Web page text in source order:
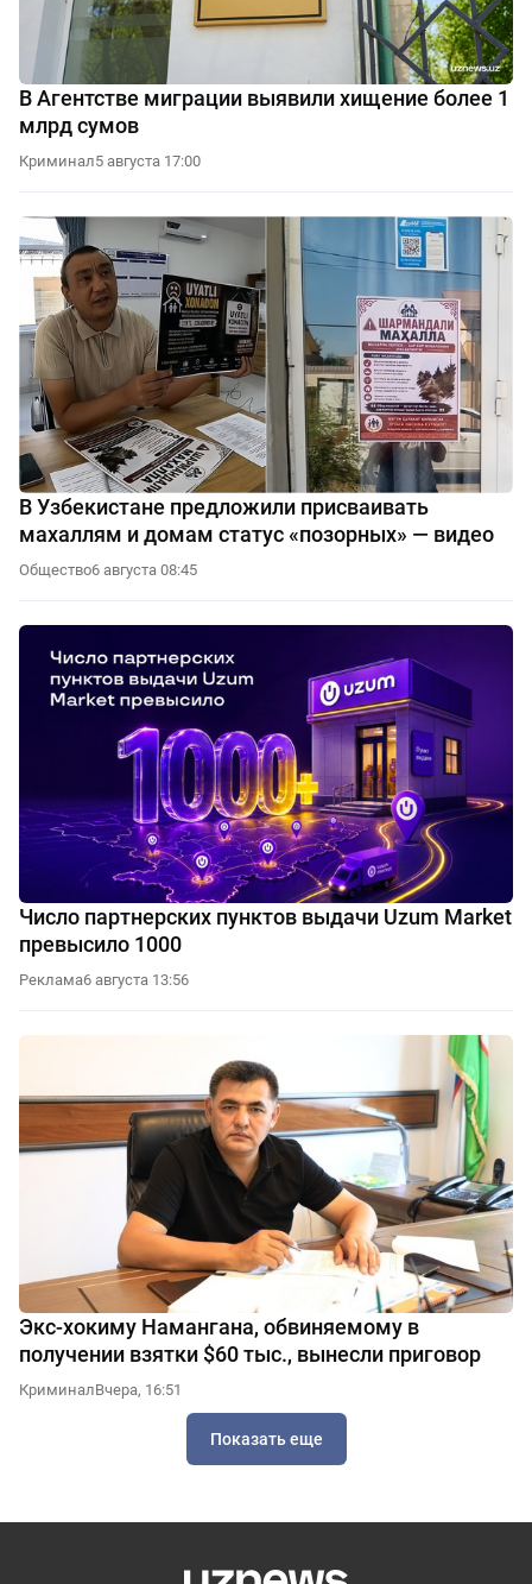
В Агентстве миграции выявили хищение более 1
млрд сумов
Криминал5 августа 17:00
В Узбекистане предложили присваивать
махаллям и домам статус «позорных» — видео
Общество6 августа 08:45
Число партнерских пунктов выдачи Uzum Market
превысило 1000
Реклама6 августа 13:56
Экс-хокиму Намангана, обвиняемому в
получении взятки $60 тыс., вынесли приговор
КриминалВчера, 16:51
Показать еще